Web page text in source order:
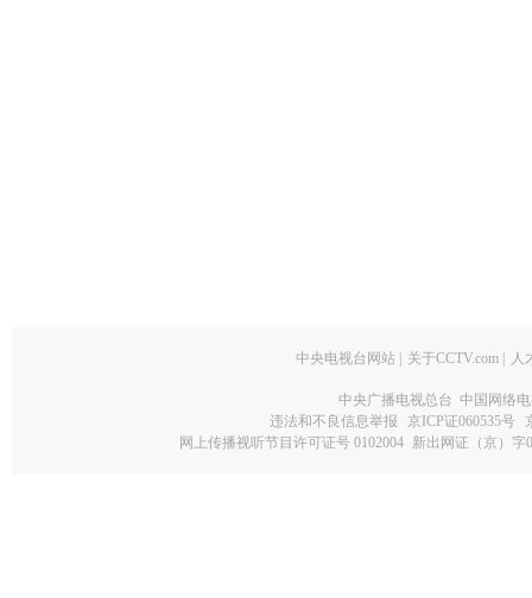
中央电视台网站 关于CCTV.com 人
中央广播电视总台 中国网络
违法和不良信息举报
京ICP证060535号
网上传播视听节目许可证号 0102004 新出网证（京）